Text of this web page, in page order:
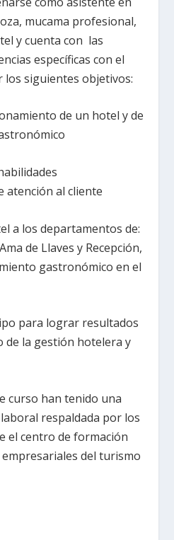
mucama profesional,
y cuenta con las
específicas con el
los siguientes objetivos:
de un hotel y de
atención al cliente
los departamentos de:
de Llaves y Recepción,
gastronómico en el
para lograr resultados
de la gestión hotelera y
curso han tenido una
respaldada por los
el centro de formación
del turismo